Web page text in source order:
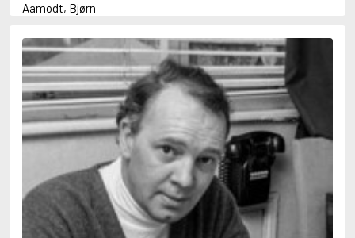
Aamodt, Bjørn
Abbey, Kieran
Abbot, Anthony
Abbott, John
Abbott, Megan
Abdel-Fattah, Randa
Abdolah, Kader
Abé, Kobo
Abele, Inga
Abgarjan, Narine
Abish, Walter
Aboulela, Leila
Abrahams, Peter (f. 1919)